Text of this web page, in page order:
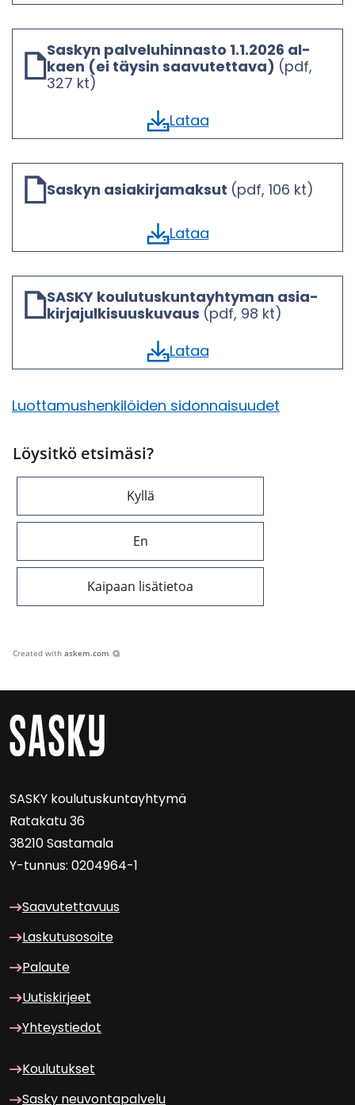
Sas­kyn pal­ve­lu­hin­nas­to 1.1.2026 al­
kaen (ei täy­sin saa­vu­tet­ta­va) (pdf,
327 kt)
Lataa
Sas­kyn asia­kir­ja­mak­sut (pdf, 106 kt)
Lataa
SASKY kou­lu­tus­kun­tayh­ty­man asia­
kir­ja­jul­ki­suus­ku­vaus (pdf, 98 kt)
Lataa
Luot­ta­mus­hen­ki­löi­den si­don­nai­suu­det
Löysitkö etsimäsi?
Kyllä
En
Kaipaan lisätietoa
Created with askem.com
SASKY kou­lu­tus­kun­tayh­ty­mä
Ra­ta­ka­tu 36
38210 Sas­ta­ma­la
Y-​tunnus: 0204964-1
Saa­vu­tet­ta­vuus
Las­ku­tuso­soi­te
Pa­lau­te
Uu­tis­kir­jeet
Yh­teys­tie­dot
Kou­lu­tuk­set
Sasky neu­von­ta­pal­ve­lu